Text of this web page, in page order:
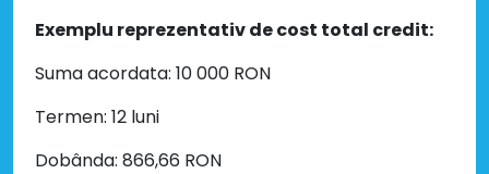
Exemplu reprezentativ de cost total credit:
Suma acordata: 10 000 RON
Termen: 12 luni
Dobânda: 866,66 RON